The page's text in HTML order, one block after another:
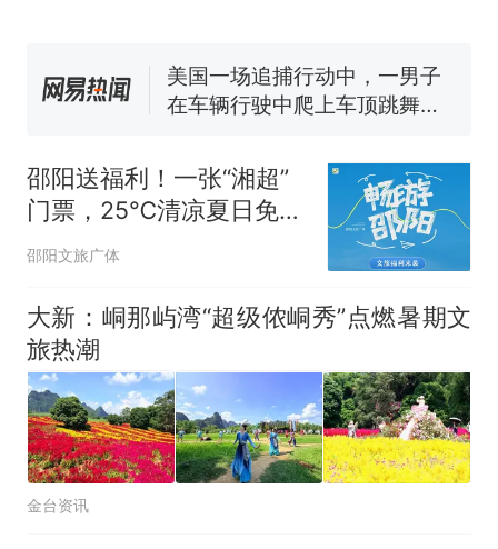
140多朵
美国一场追捕行动中，一男子
在车辆行驶中爬上车顶跳舞。
官方通报
美国渔民钓获鲨鱼徒手将其拽
回大海 目击者直呼震惊 （视频
西班牙飞地休达边境，摩洛
争议，此前一天内数万人从摩
邵阳送福利！一张“湘超”
门票，25℃清凉夏日免费
游！
邵阳文旅广体
大新：峒那屿湾“超级侬峒秀”点燃暑期文
旅热潮
金台资讯